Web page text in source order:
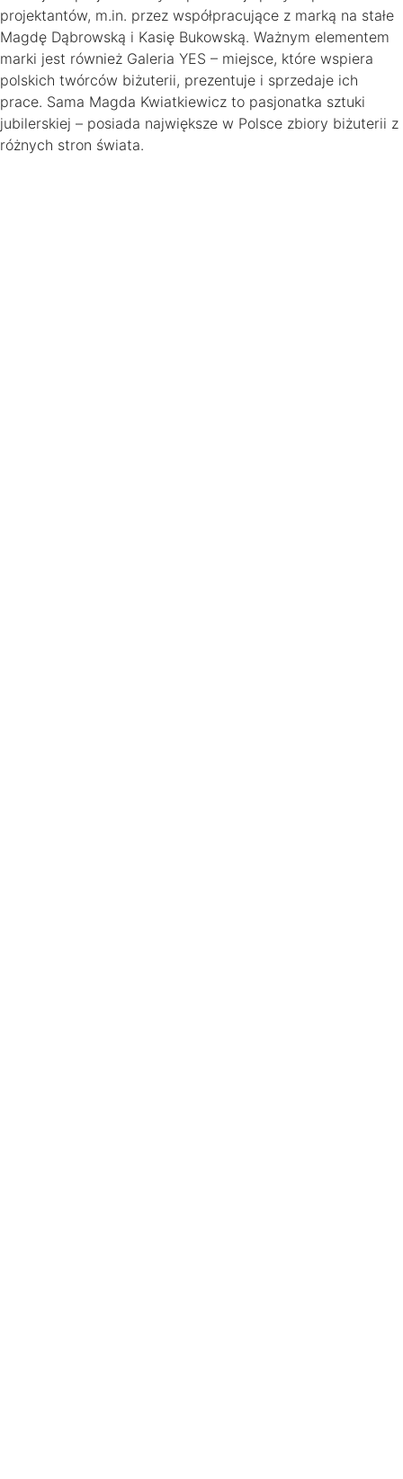
projektantów, m.in. przez współpracujące z marką na stałe
Magdę Dąbrowską i Kasię Bukowską. Ważnym elementem
marki jest również Galeria YES – miejsce, które wspiera
polskich twórców biżuterii, prezentuje i sprzedaje ich
prace. Sama Magda Kwiatkiewicz to pasjonatka sztuki
jubilerskiej – posiada największe w Polsce zbiory biżuterii z
różnych stron świata.